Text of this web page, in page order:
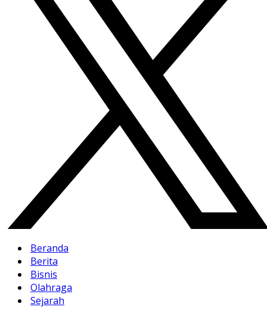
Beranda
Berita
Bisnis
Olahraga
Sejarah